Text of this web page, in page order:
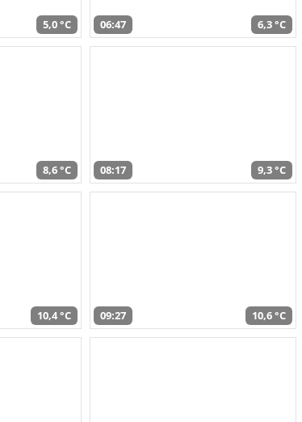
5,0 °C 06:47 6,3 °C
8,6 °C 08:17 9,3 °C
10,4 °C 09:27 10,6 °C